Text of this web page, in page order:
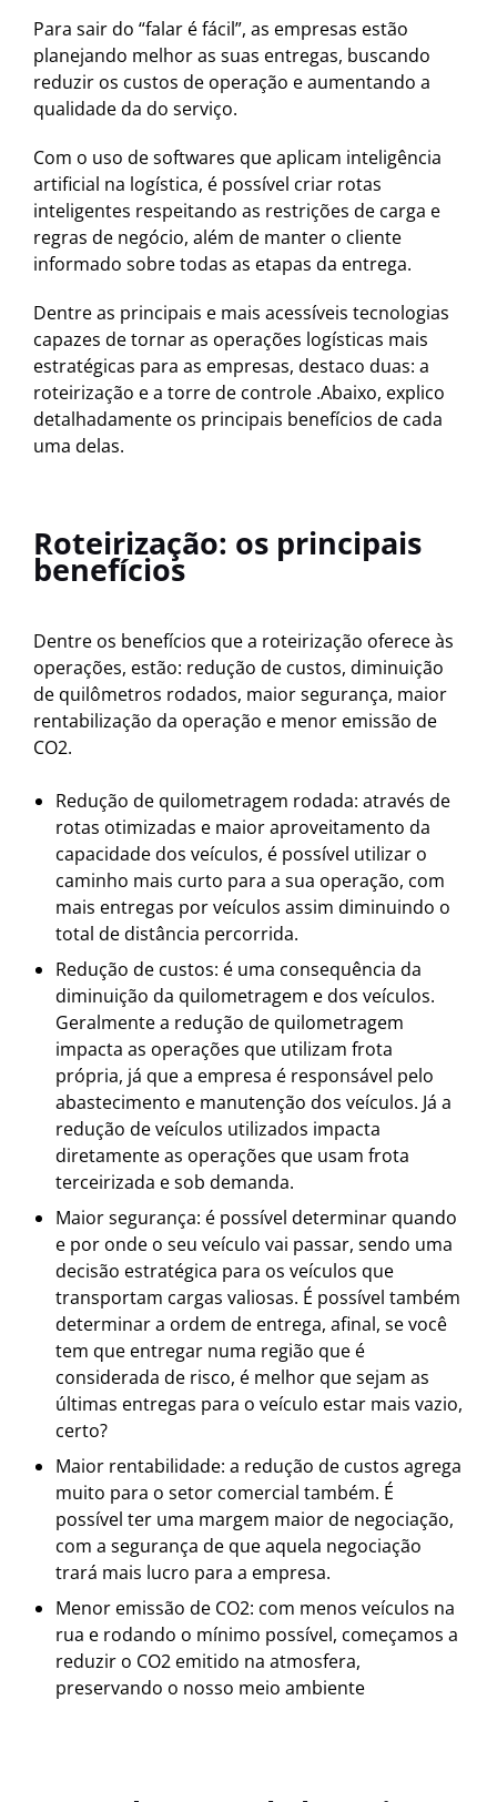
Para sair do “falar é fácil”, as empresas estão
planejando melhor as suas entregas, buscando
reduzir os custos de operação e aumentando a
qualidade da do serviço.
Com o uso de softwares que aplicam inteligência
artificial na logística, é possível criar rotas
inteligentes respeitando as restrições de carga e
regras de negócio, além de manter o cliente
informado sobre todas as etapas da entrega.
Dentre as principais e mais acessíveis tecnologias
capazes de tornar as operações logísticas mais
estratégicas para as empresas, destaco duas: a
roteirização e a torre de controle .Abaixo, explico
detalhadamente os principais benefícios de cada
uma delas.
Roteirização: os principais
benefícios
Dentre os benefícios que a roteirização oferece às
operações, estão: redução de custos, diminuição
de quilômetros rodados, maior segurança, maior
rentabilização da operação e menor emissão de
CO2.
Redução de quilometragem rodada: através de
rotas otimizadas e maior aproveitamento da
capacidade dos veículos, é possível utilizar o
caminho mais curto para a sua operação, com
mais entregas por veículos assim diminuindo o
total de distância percorrida.
Redução de custos: é uma consequência da
diminuição da quilometragem e dos veículos.
Geralmente a redução de quilometragem
impacta as operações que utilizam frota
própria, já que a empresa é responsável pelo
abastecimento e manutenção dos veículos. Já a
redução de veículos utilizados impacta
diretamente as operações que usam frota
terceirizada e sob demanda.
Maior segurança: é possível determinar quando
e por onde o seu veículo vai passar, sendo uma
decisão estratégica para os veículos que
transportam cargas valiosas. É possível também
determinar a ordem de entrega, afinal, se você
tem que entregar numa região que é
considerada de risco, é melhor que sejam as
últimas entregas para o veículo estar mais vazio,
certo?
Maior rentabilidade: a redução de custos agrega
muito para o setor comercial também. É
possível ter uma margem maior de negociação,
com a segurança de que aquela negociação
trará mais lucro para a empresa.
Menor emissão de CO2: com menos veículos na
rua e rodando o mínimo possível, começamos a
reduzir o CO2 emitido na atmosfera,
preservando o nosso meio ambiente